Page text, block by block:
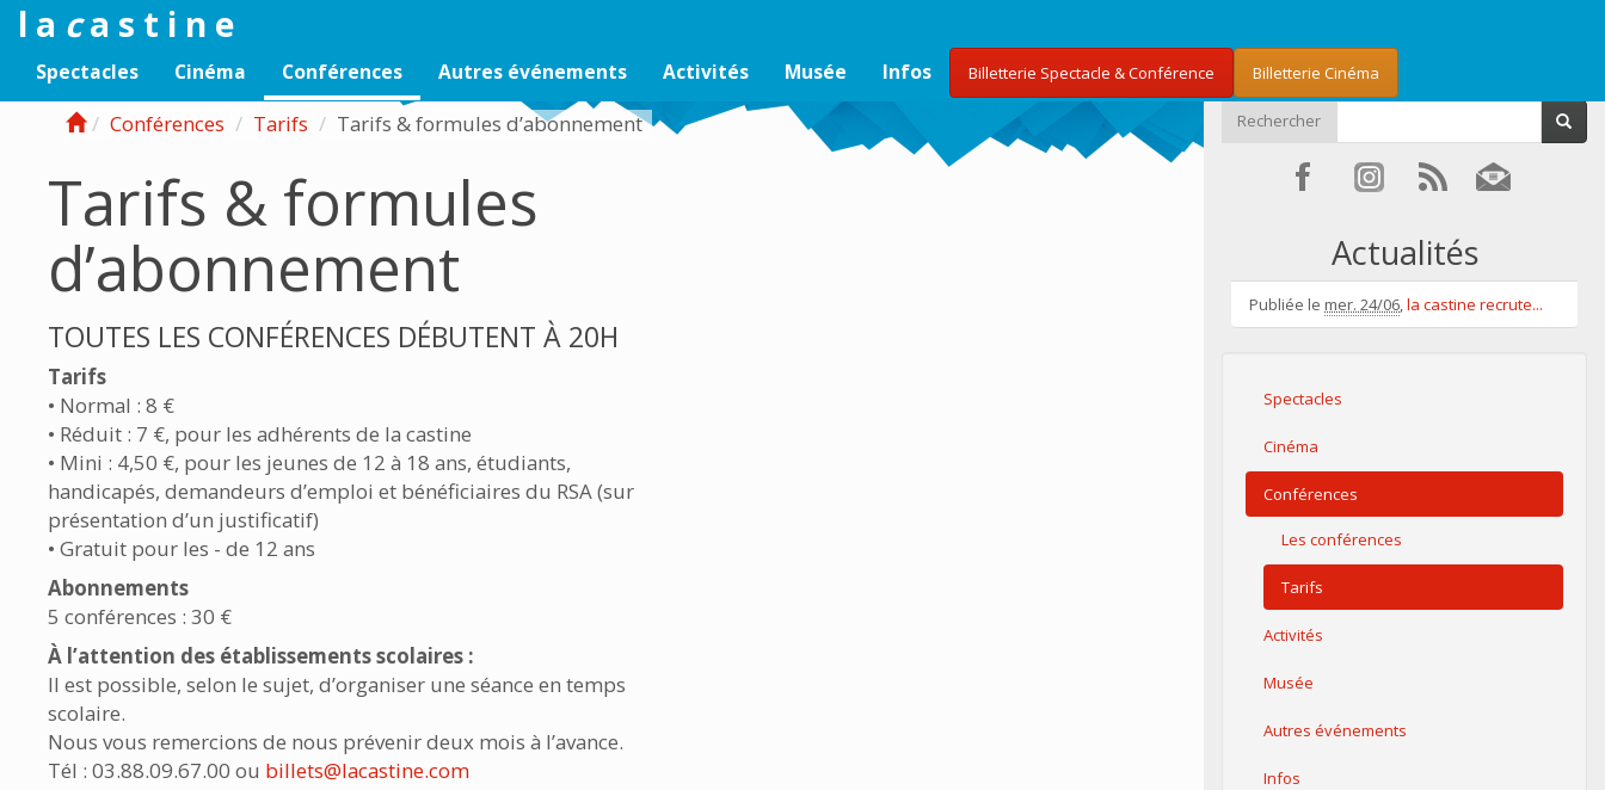
l a ca s t i n e
Spectacles Cinéma Conférences Autres événements Activités Musée Infos Billetterie Spectacle & Conférence Billetterie Cinéma
Conférences Tarifs Tarifs & formules d’abonnement
Tarifs & formules
d’abonnement
TOUTES LES CONFÉRENCES DÉBUTENT À 20H
Tarifs
• Normal : 8 €
• Réduit : 7 €, pour les adhérents de la castine
• Mini : 4,50 €, pour les jeunes de 12 à 18 ans, étudiants,
handicapés, demandeurs d’emploi et bénéficiaires du RSA (sur
présentation d’un justificatif)
• Gratuit pour les - de 12 ans
Abonnements
5 conférences : 30 €
À l’attention des établissements scolaires :
Il est possible, selon le sujet, d’organiser une séance en temps
scolaire.
Nous vous remercions de nous prévenir deux mois à l’avance.
Tél : 03.88.09.67.00 ou billets@lacastine.com
Rechercher
Actualités
Publiée le mer. 24/06,la castine recrute...
Spectacles
Cinéma
Conférences
Les conférences
Tarifs
Activités
Musée
Autres événements
Infos